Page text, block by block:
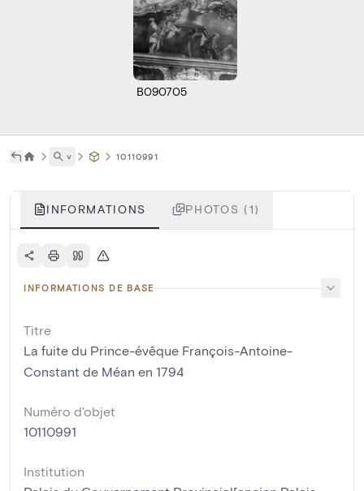
B090705
˅ 10110991
INFORMATIONS PHOTOS (1)
INFORMATIONS DE BASE
Titre
La fuite du Prince-évêque François-Antoine-
Constant de Méan en 1794
Numéro d'objet
10110991
Institution